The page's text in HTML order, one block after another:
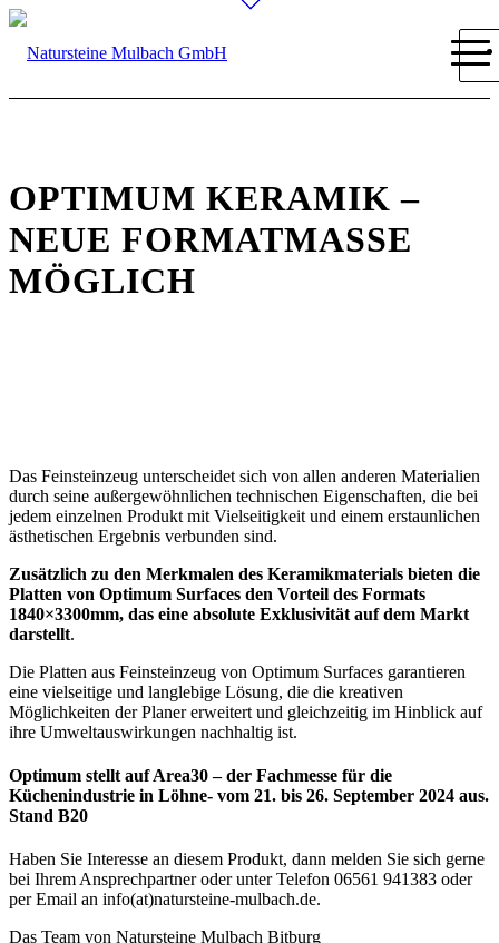
OPTIMUM KERAMIK –
NEUE FORMATMASSE M
ÖGLICH
Das Feinsteinzeug unterscheidet sich von allen anderen Materialien
durch seine außergewöhnlichen technischen Eigenschaften, die bei
jedem einzelnen Produkt mit Vielseitigkeit und einem erstaunlichen
ästhetischen Ergebnis verbunden sind.
Zusätzlich zu den Merkmalen des Keramikmaterials bieten die
Platten von Optimum Surfaces den Vorteil des Formats
1840×3300mm, das eine absolute Exklusivität auf dem Markt
darstellt.
Die Platten aus Feinsteinzeug von Optimum Surfaces garantieren
eine vielseitige und langlebige Lösung, die die kreativen
Möglichkeiten der Planer erweitert und gleichzeitig im Hinblick auf
ihre Umweltauswirkungen nachhaltig ist.
Optimum stellt auf Area30 – der Fachmesse für die
Küchenindustrie in Löhne- vom 21. bis 26. September 2024 aus.
Stand B20
Haben Sie Interesse an diesem Produkt, dann melden Sie sich gerne
bei Ihrem Ansprechpartner oder unter Telefon 06561 941383 oder
per Email an info(at)natursteine-mulbach.de.
Das Team von Natursteine Mulbach Bitburg